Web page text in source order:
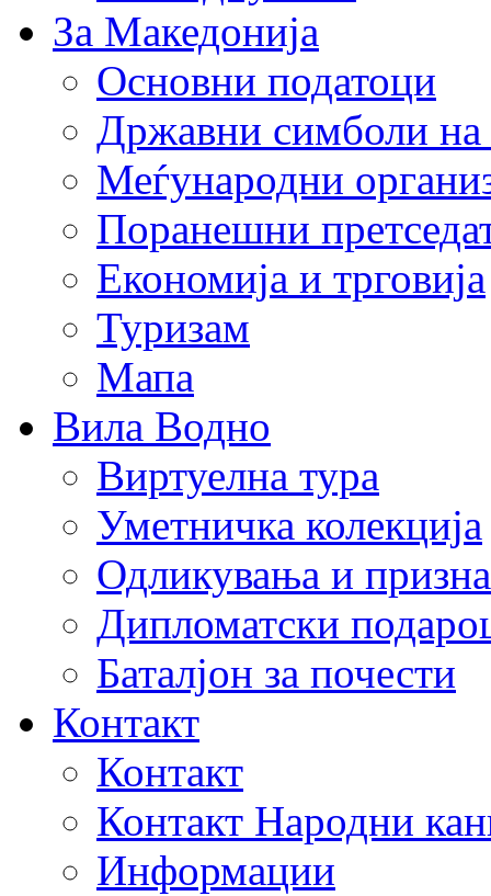
За Македонија
Основни податоци
Државни симболи
Меѓународни
Поранешни
Економија и трговија
Туризам
Мапа
Вила Водно
Виртуелна тура
Уметничка колекција
Одликувања и
Дипломатски
Баталјон за почести
Контакт
Контакт
Контакт Народни
Информации